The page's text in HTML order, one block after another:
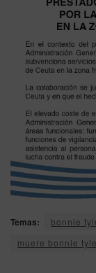
Temas: bonnie
muere bonnie